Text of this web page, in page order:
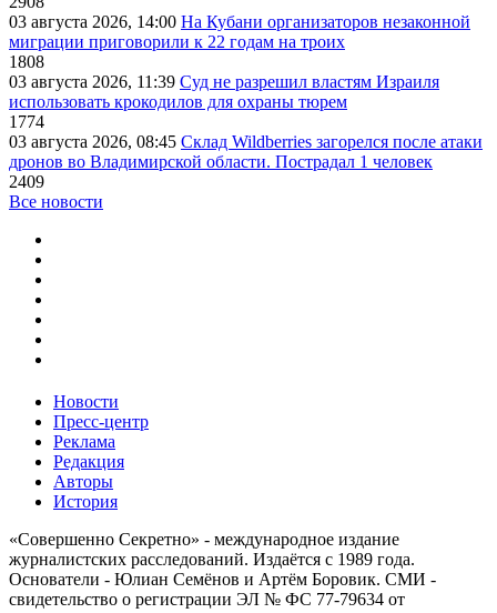
03 августа 2026, 14:00 На Кубани организаторов незаконной
миграции приговорили к 22 годам на троих
1808
03 августа 2026, 11:39 Суд не разрешил властям Израиля
использовать крокодилов для охраны тюрем
1774
03 августа 2026, 08:45 Склад Wildberries загорелся после атаки
дронов во Владимирской области. Пострадал 1 человек
2409
Все новости
Новости
Пресс-центр
Реклама
Редакция
Авторы
История
«Совершенно Секретно» - международное издание
журналистских расследований. Издаётся с 1989 года.
Основатели - Юлиан Семёнов и Артём Боровик. CМИ -
свидетельство о регистрации ЭЛ № ФС 77-79634 от